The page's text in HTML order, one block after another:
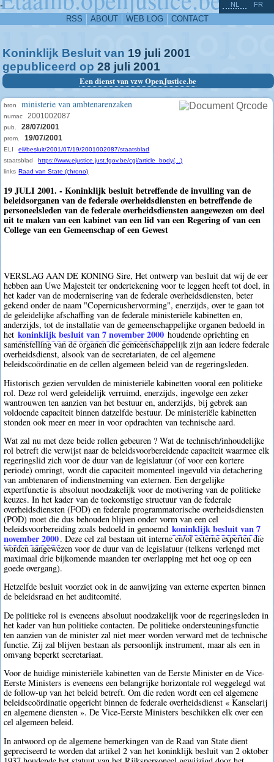
-
RSS ABOUT WEB LOG CONTACT
NL FR
Koninklijk Besluit van 19 juli 2001
gepubliceerd op 28 juli 2001
Een dienst van vzw OpenJustice.be
bron ministerie van ambtenarenzaken
numac 2001002087
pub. 28/07/2001
prom. 19/07/2001
ELI
eli/besluit/2001/07/19/2001002087/staatsblad
staatsblad
https://www.ejustice.just.fgov.be/cgi/article_body(...)
links Raad van State (chrono)
19 JULI 2001. - Koninklijk besluit betreffende de invulling van de
beleidsorganen van de federale overheidsdiensten en betreffende de
personeelsleden van de federale overheidsdiensten aangewezen om deel
uit te maken van een kabinet van een lid van een Regering of van een
College van een Gemeenschap of een Gewest
VERSLAG AAN DE KONING Sire, Het ontwerp van besluit dat wij de eer
hebben aan Uwe Majesteit ter ondertekening voor te leggen heeft tot doel, in
het kader van de modernisering van de federale overheidsdiensten, beter
gekend onder de naam "Copernicushervorming", enerzijds, over te gaan tot
de geleidelijke afschaffing van de federale ministeriële kabinetten en,
anderzijds, tot de installatie van de gemeenschappelijke organen bedoeld in
het koninklijk besluit van 7 november 2000 houdende oprichting en
samenstelling van de organen die gemeenschappelijk zijn aan iedere federale
overheidsdienst, alsook van de secretariaten, de cel algemene
beleidscoördinatie en de cellen algemeen beleid van de regeringsleden.
Historisch gezien vervulden de ministeriële kabinetten vooral een politieke
rol. Deze rol werd geleidelijk verruimd, enerzijds, ingevolge een zeker
wantrouwen ten aanzien van het bestuur en, anderzijds, bij gebrek aan
voldoende capaciteit binnen datzelfde bestuur. De ministeriële kabinetten
stonden ook meer en meer in voor opdrachten van technische aard.
Wat zal nu met deze beide rollen gebeuren ? Wat de technisch/inhoudelijke
rol betreft die verwijst naar de beleidsvoorbereidende capaciteit waarmee elk
regeringslid zich voor de duur van de legislatuur (of voor een kortere
periode) omringt, wordt die capaciteit momenteel ingevuld via detachering
van ambtenaren of indienstneming van externen. Een dergelijke
expertfunctie is absoluut noodzakelijk voor de motivering van de politieke
keuzes. In het kader van de toekomstige structuur van de federale
overheidsdiensten (FOD) en federale programmatorische overheidsdiensten
(POD) moet die dus behouden blijven onder vorm van een cel
beleidsvoorbereiding zoals bedoeld in genoemd koninklijk besluit van 7
november 2000. Deze cel zal bestaan uit interne en/of externe experten die
worden aangewezen voor de duur van de legislatuur (telkens verlengd met
maximaal drie bijkomende maanden ter overlapping met het oog op een
goede overgang).
Hetzelfde besluit voorziet ook in de aanwijzing van externe experten binnen
de beleidsraad en het auditcomité.
De politieke rol is eveneens absoluut noodzakelijk voor de regeringsleden in
het kader van hun politieke contacten. De politieke ondersteuningsfunctie
ten aanzien van de minister zal niet meer worden verward met de technische
functie. Zij zal blijven bestaan als persoonlijk instrument, maar als een in
omvang beperkt secretariaat.
Voor de huidige ministeriële kabinetten van de Eerste Minister en de Vice-
Eerste Ministers is eveneens een belangrijke horizontale rol weggelegd wat
de follow-up van het beleid betreft. Om die reden wordt een cel algemene
beleidscoördinatie opgericht binnen de federale overheidsdienst « Kanselarij
en algemene diensten ». De Vice-Eerste Ministers beschikken elk over een
cel algemeen beleid.
In antwoord op de algemene bemerkingen van de Raad van State dient
gepreciseerd te worden dat artikel 2 van het koninklijk besluit van 2 oktober
^